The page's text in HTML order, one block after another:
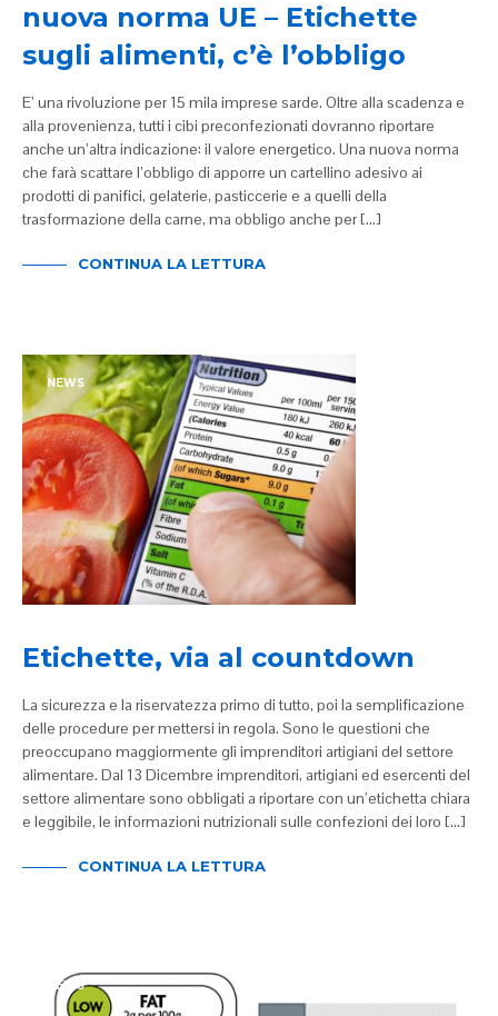
nuova norma UE – Etichette
sugli alimenti, c’è l’obbligo
E’ una rivoluzione per 15 mila imprese sarde. Oltre alla scadenza e
alla provenienza, tutti i cibi preconfezionati dovranno riportare
anche un’altra indicazione: il valore energetico. Una nuova norma
che farà scattare l’obbligo di apporre un cartellino adesivo ai
prodotti di panifici, gelaterie, pasticcerie e a quelli della
trasformazione della carne, ma obbligo anche per […]
CONTINUA LA LETTURA
NEWS
Etichette, via al countdown
La sicurezza e la riservatezza primo di tutto, poi la semplificazione
delle procedure per mettersi in regola. Sono le questioni che
preoccupano maggiormente gli imprenditori artigiani del settore
alimentare. Dal 13 Dicembre imprenditori, artigiani ed esercenti del
settore alimentare sono obbligati a riportare con un’etichetta chiara
e leggibile, le informazioni nutrizionali sulle confezioni dei loro […]
CONTINUA LA LETTURA
NEWS